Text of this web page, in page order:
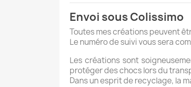
Envoi sous Colissimo
Toutes mes créations peuvent
Le numéro de suivi vous sera
Les créations sont
protéger des chocs lors du
Dans un esprit de recyclage, la